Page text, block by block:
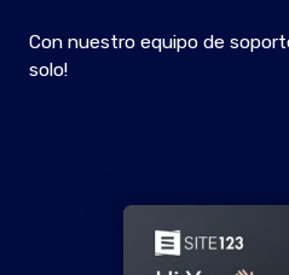
Con nuestro equipo de
solo!